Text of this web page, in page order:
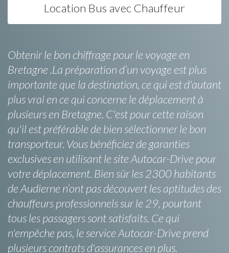
Location Bus avec Chauffeur
Obtenir le bon chiffrage pour le voyage en
Bretagne .La préparation d’un voyage est plus
importante que la destination, ce qui est d'autant
plus vrai en ce qui concerne le déplacement à
plusieurs en Bretagne. C'est pour cette raison
qu'il est préférable de bien sélectionner le bon
transporteur. Vous bénéficiez de garanties
exclusives en utilisant le site Autocar-Drive pour
votre déplacement. Bien sûr les 2300 habitants
de Audierne n’ont pas découvert les aptitudes des
chauffeurs professionnels sur le 29, pourtant
tous les passagers sont satisfaits. Ce qui
n'empêche pas, le service Autocar-Drive prend
plusieurs contrats d'assurances en plus.